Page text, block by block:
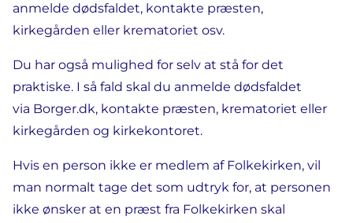
anmelde dødsfaldet, kontakte præsten,
kirkegården eller krematoriet osv.
Du har også mulighed for selv at stå for det
praktiske. I så fald skal du anmelde dødsfaldet
via Borger.dk, kontakte præsten, krematoriet eller
kirkegården og kirkekontoret.
Hvis en person ikke er medlem af Folkekirken, vil
man normalt tage det som udtryk for, at personen
ikke ønsker at en præst fra Folkekirken skal